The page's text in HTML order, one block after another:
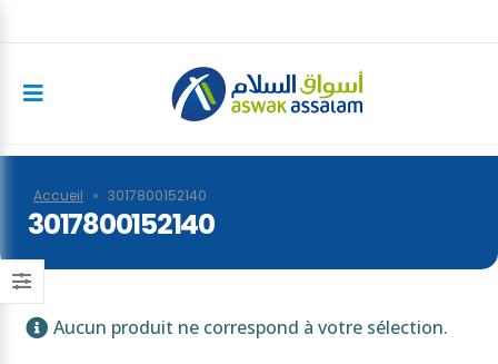
Accueil » 3017800152140
3017800152140
Aucun produit ne correspond à votre sélection.